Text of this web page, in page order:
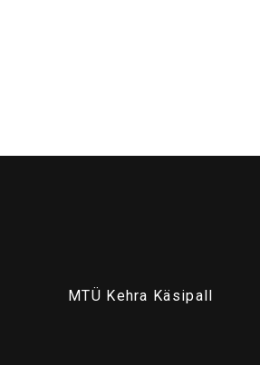
MTÜ Kehra Käsipall